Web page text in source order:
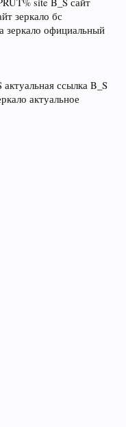
зеркало бс
зеркало официальный
актуальная ссылка B_S
актуальное